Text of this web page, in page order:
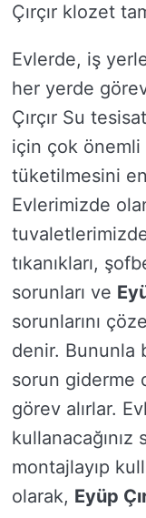
Çırçır klozet
Evlerde, iş
her yerde
Çırçır Su
için çok
tüketilmesini
Evlerimizde
tuvaletlerimizde
tıkanıkları,
sorunları ve
sorunlarını
denir. Bununla
sorun giderme
görev alırlar.
kullanacağınız
montajlayıp
olarak, Eyüp